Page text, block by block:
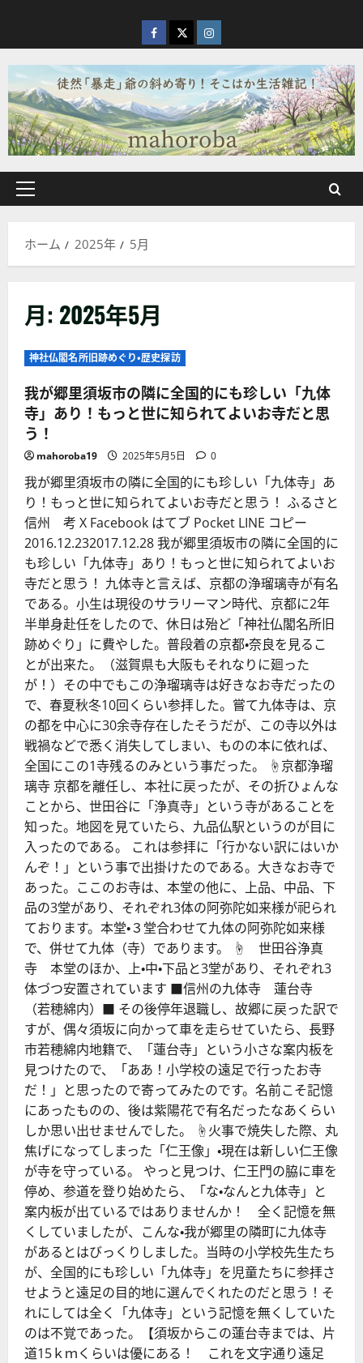
を
ス
キ
ッ
プ
facebook
X Instagram
メ
ン
ー
ホーム 2025年 5月
月: 2025年5月
神社仏閣名所旧跡めぐり・歴史探訪
我が郷里須坂市の隣に全国的にも珍しい「九体
寺」あり！もっと世に知られてよいお寺だと思
う！
mahoroba19 2025年5月5日 0
我が郷里須坂市の隣に全国的にも珍しい「九体寺」あ
り！もっと世に知られてよいお寺だと思う！ ふるさと
信州 考 X Facebook はてブ Pocket LINE コピー
2016.12.232017.12.28 我が郷里須坂市の隣に全国的に
も珍しい「九体寺」あり！もっと世に知られてよいお
寺だと思う！ 九体寺と言えば、京都の浄瑠璃寺が有名
である。小生は現役のサラリーマン時代、京都に2年
半単身赴任をしたので、休日は殆ど「神社仏閣名所旧
跡めぐり」に費やした。普段着の京都・奈良を見るこ
とが出来た。（滋賀県も大阪もそれなりに廻った
が！）その中でもこの浄瑠璃寺は好きなお寺だったの
で、春夏秋冬10回くらい参拝した。嘗て九体寺は、京
の都を中心に30余寺存在したそうだが、この寺以外は
戦禍などで悉く消失してしまい、ものの本に依れば、
全国にこの1寺残るのみという事だった。 ☝京都浄瑠
璃寺 京都を離任し、本社に戻ったが、その折ひょんな
ことから、世田谷に「浄真寺」という寺があることを
知った。地図を見ていたら、九品仏駅というのが目に
入ったのである。 これは参拝に「行かない訳にはいか
んぞ！」という事で出掛けたのである。大きなお寺で
あった。ここのお寺は、本堂の他に、上品、中品、下
品の3堂があり、それぞれ3体の阿弥陀如来様が祀られ
ております。本堂・３堂合わせて九体の阿弥陀如来様
で、併せて九体（寺）であります。 ☝ 世田谷浄真
寺 本堂のほか、上・中・下品と3堂があり、それぞれ3
体づつ安置されています ■信州の九体寺 蓮台寺
（若穂綿内）■ その後停年退職し、故郷に戻った訳で
すが、偶々須坂に向かって車を走らせていたら、長野
市若穂綿内地籍で、「蓮台寺」という小さな案内板を
見つけたので、「ああ！小学校の遠足で行ったお寺
だ！」と思ったので寄ってみたのです。名前こそ記憶
にあったものの、後は紫陽花で有名だったなあくらい
しか思い出せませんでした。 ☝火事で焼失した際、丸
焦げになってしまった「仁王像」・現在は新しい仁王像
が寺を守っている。 やっと見つけ、仁王門の脇に車を
停め、参道を登り始めたら、「な・なんと九体寺」と
案内板が出ているではありませんか！ 全く記憶を無
くしていましたが、こんな・我が郷里の隣町に九体寺
があるとはびっくりしました。当時の小学校先生たち
が、全国的にも珍しい「九体寺」を児童たちに参拝さ
せようと遠足の目的地に選んでくれたのだと思う！そ
れにしては全く「九体寺」という記憶を無くしていた
のは不覚であった。【須坂からこの蓮台寺までは、片
道15ｋｍくらいは優にある！ これを文字通り遠足